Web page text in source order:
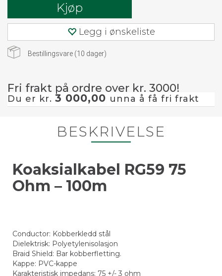
Kjøp
Legg i ønskeliste
Bestillingsvare (10 dager)
Fri frakt på ordre over kr. 3000!
Du er kr. 3 000,00 unna å få fri frakt
BESKRIVELSE
Koaksialkabel RG59 75
Ohm – 100m
Conductor: Kobberkledd stål
Dielektrisk: Polyetylenisolasjon
Braid Shield: Bar kobberfletting.
Kappe: PVC-kappe
Karakteristisk impedans: 75 +/- 3 ohm